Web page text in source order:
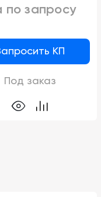
по запросу
КП
Под заказ